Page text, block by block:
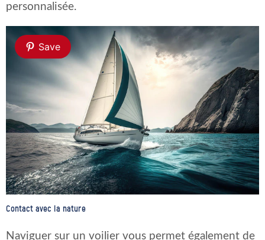
personnalisée.
Save
Contact avec la nature
Naviguer sur un voilier vous permet également de